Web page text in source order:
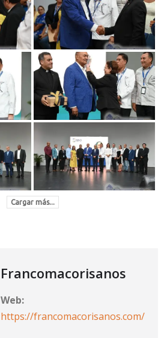
Cargar más...
Francomacorisanos
Web:
https://francomacorisanos.com/